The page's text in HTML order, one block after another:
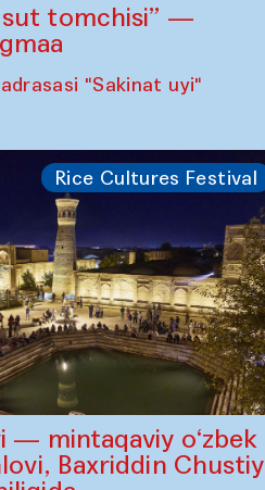
sut tomchisi” —
"Sakinat uyi"
Rice Cultures Festival
— mintaqaviy o‘zbek
Baxriddin Chustiy